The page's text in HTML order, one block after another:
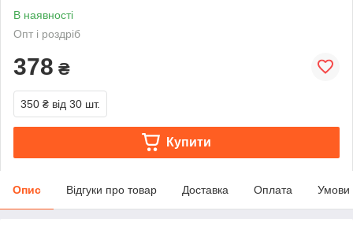
В наявності
Опт і роздріб
378 ₴
350 ₴ від 30 шт.
Купити
Опис Відгуки про товар Доставка Оплата Умови